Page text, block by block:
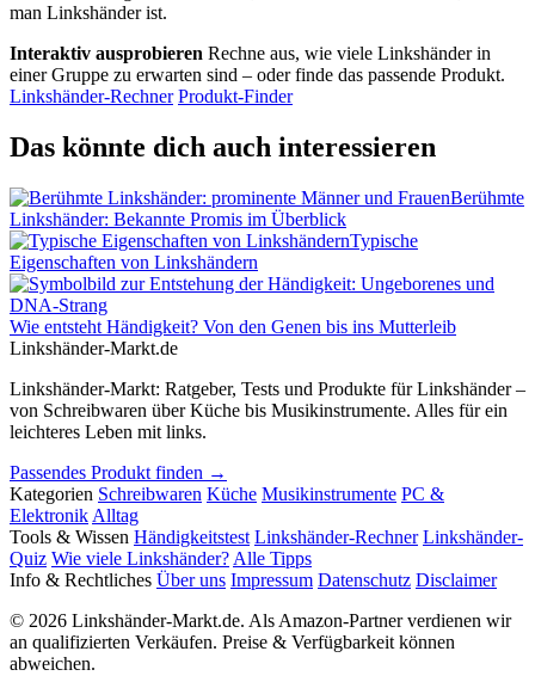
man Linkshänder ist.
Interaktiv ausprobieren Rechne aus, wie viele Linkshänder in
einer Gruppe zu erwarten sind – oder finde das passende Produkt.
Linkshänder-Rechner Produkt-Finder
Das könnte dich auch interessieren
Berühmte
Linkshänder: Bekannte Promis im Überblick
Typische
Eigenschaften von Linkshändern
Wie entsteht Händigkeit? Von den Genen bis ins Mutterleib
Linkshänder-Markt.de
Linkshänder-Markt: Ratgeber, Tests und Produkte für Linkshänder –
von Schreibwaren über Küche bis Musikinstrumente. Alles für ein
leichteres Leben mit links.
Passendes Produkt finden →
Kategorien Schreibwaren Küche Musikinstrumente PC &
Elektronik Alltag
Tools & Wissen Händigkeitstest Linkshänder-Rechner Linkshänder-
Quiz Wie viele Linkshänder? Alle Tipps
Info & Rechtliches Über uns Impressum Datenschutz Disclaimer
© 2026 Linkshänder-Markt.de. Als Amazon-Partner verdienen wir
an qualifizierten Verkäufen. Preise & Verfügbarkeit können
abweichen.